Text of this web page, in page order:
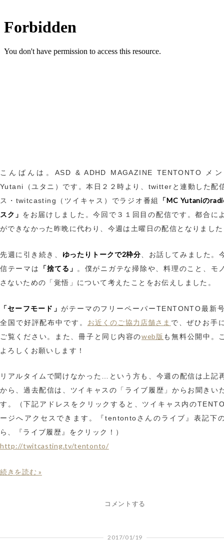
こんばんは。ASD & ADHD MAGAZINE TENTONTO メ
Yutani（ユタニ）です。本日２２時より、twitterと連動した配
ス・twitcasting（ツイキャス）でラジオ番組
「MC Yutaniの
スク」 をお届けしました。今回で３１回目の配信です。都合に
ができなかった昨晩に代わり、今週は土曜日の配信となりまし
先週に引き続き、 ゆったりトークで2枠分 、お話してみました。
信テーマは
「捨てる」
。僕がニガテな掃除や、料理のこと、モ
さないための「覚悟」について考えたことをお伝えしました。
「セーフモード」 がテーマのフリーペーパーTENTONTO最新
全国で好評配布中です。 お近くのご協力店舗さま で、ぜひお手
ご覧ください。また、冊子と同じ内容のweb版 も無料公開中。
よろしくお願いします！
リアルタイムで聞けなかった…という方も、今週の配信は上記
から、過去配信は、ツイキャスの「ライブ履歴」からお聞きい
す。（下記アドレスをクリックすると、ツイキャス内の
ージへアクセスできます。『tentontoさんのライブ』表記下
ら、『ライブ履歴』をクリック！）
http://twitcasting.tv/tentonto/
続きを読む »
コメントする
2017/01/19